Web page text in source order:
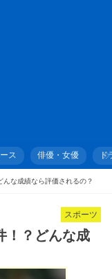
ス 俳優・女優
な成績なら評価されるの？
スポーツ
！？どんな成